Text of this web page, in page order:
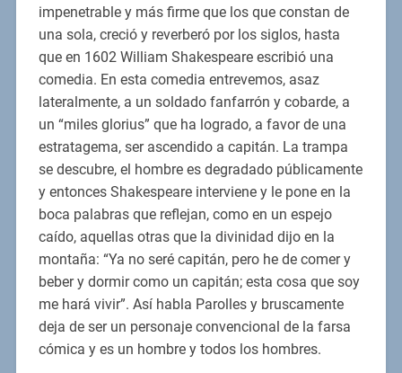
impenetrable y más firme que los que constan de
una sola, creció y reverberó por los siglos, hasta
que en 1602 William Shakespeare escribió una
comedia. En esta comedia entrevemos, asaz
lateralmente, a un soldado fanfarrón y cobarde, a
un “miles glorius” que ha logrado, a favor de una
estratagema, ser ascendido a capitán. La trampa
se descubre, el hombre es degradado públicamente
y entonces Shakespeare interviene y le pone en la
boca palabras que reflejan, como en un espejo
caído, aquellas otras que la divinidad dijo en la
montaña: “Ya no seré capitán, pero he de comer y
beber y dormir como un capitán; esta cosa que soy
me hará vivir”. Así habla Parolles y bruscamente
deja de ser un personaje convencional de la farsa
cómica y es un hombre y todos los hombres.